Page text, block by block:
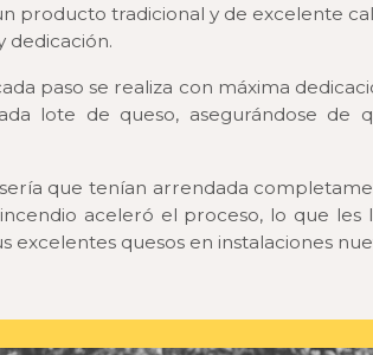
producto tradicional y de excelente
dedicación.
paso se realiza con máxima
lote de queso, asegurándose
que tenían arrendada
aceleró el proceso, lo que les
quesos en instalaciones